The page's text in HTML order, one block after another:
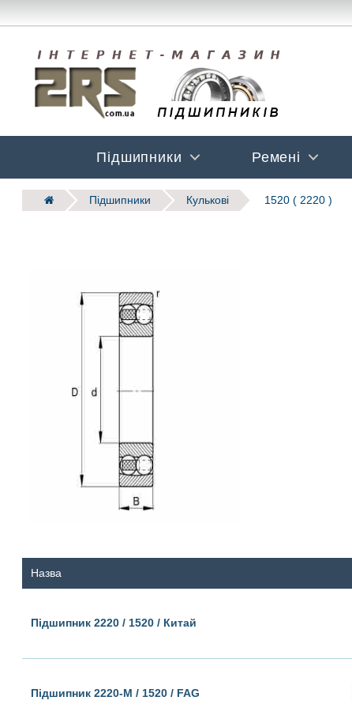
Підшипники Ремені
Підшипники Кулькові 1520 ( 2220 )
Назва
Підшипник 2220 / 1520 / Китай
Підшипник 2220-M / 1520 / FAG